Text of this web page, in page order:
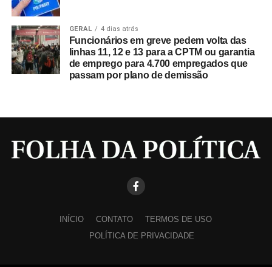
GERAL 4 dias atrás
Funcionários em greve pedem volta das
linhas 11, 12 e 13 para a CPTM ou garantia
de emprego para 4.700 empregados que
passam por plano de demissão
INÍCIO CONTATO
TERMOS DE USO
POLÍTICA DE PRIVACIDADE